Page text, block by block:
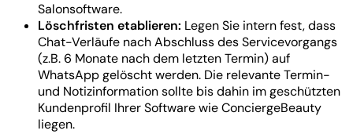
Salonsoftware.
Löschfristen etablieren: Legen Sie intern fest, dass
Chat-Verläufe nach Abschluss des Servicevorgangs
(z.B. 6 Monate nach dem letzten Termin) auf
WhatsApp gelöscht werden. Die relevante Termin-
und Notizinformation sollte bis dahin im geschützten
Kundenprofil Ihrer Software wie ConciergeBeauty
liegen.